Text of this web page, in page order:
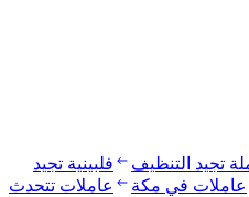
تجيد التنظيف
فلبينية تجيد
عاملات في مكة
عاملات تتحدث